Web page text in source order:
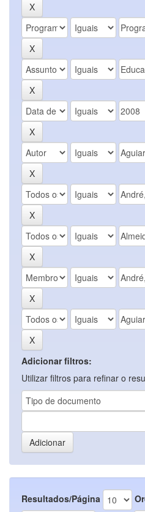
Adicionar filtros:
Utilizar filtros para refinar o
Resultados/Página